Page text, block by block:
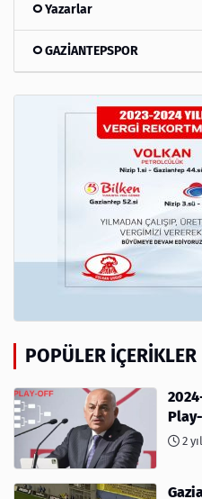
Yazarlar
GAZİANTEPSPOR
POPÜLER İÇERIKLER
2